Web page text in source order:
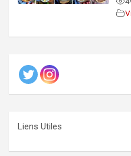
Liens Utiles